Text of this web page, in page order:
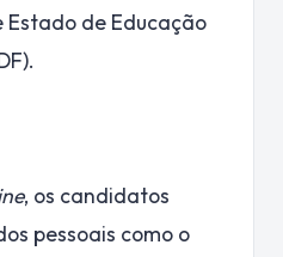
de Educação
, os candidatos
pessoais como o